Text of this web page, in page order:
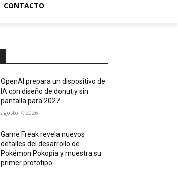
CONTACTO
OpenAI prepara un dispositivo de
IA con diseño de donut y sin
pantalla para 2027
agosto 7, 2026
Game Freak revela nuevos
detalles del desarrollo de
Pokémon Pokopia y muestra su
primer prototipo